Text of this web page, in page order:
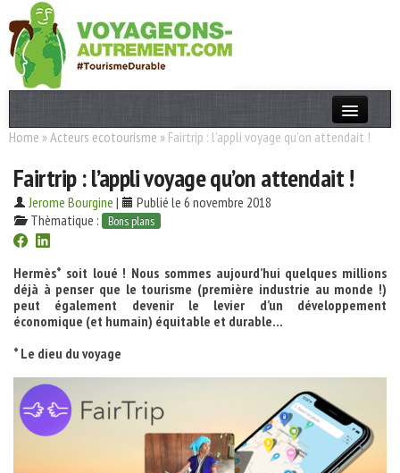
Actualités
T. Responsable
Destinations
Acteurs
Thèmes
Home »Acteurs ecotourisme » Fairtrip : l’appli voyage qu’on attendait !
Fairtrip : l’appli voyage qu’on attendait !
Jerome Bourgine |
Publié le 6 novembre 2018
Thèmatique :
Bons plans
Hermès* soit loué ! Nous sommes aujourd’hui quelques millions
déjà à penser que le tourisme (première industrie au monde !)
peut également devenir le levier d’un développement
économique (et humain) équitable et durable…
* Le dieu du voyage